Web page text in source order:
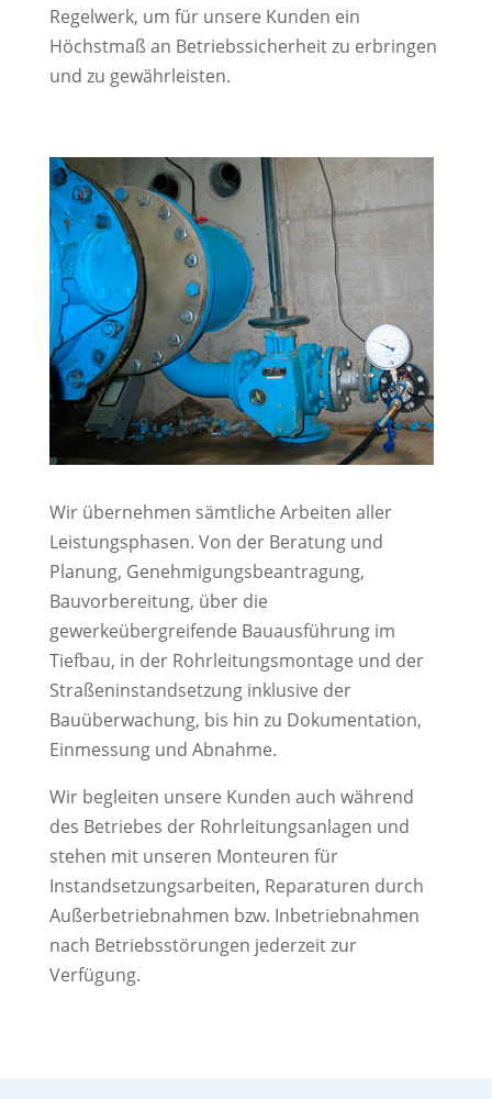
Regelwerk, um für unsere Kunden ein
Höchstmaß an Betriebssicherheit zu erbringen
und zu gewährleisten.
Wir übernehmen sämtliche Arbeiten aller
Leistungsphasen. Von der Beratung und
Planung, Genehmigungsbeantragung,
Bauvorbereitung, über die
gewerkeübergreifende Bauausführung im
Tiefbau, in der Rohrleitungsmontage und der
Straßeninstandsetzung inklusive der
Bauüberwachung, bis hin zu Dokumentation,
Einmessung und Abnahme.
Wir begleiten unsere Kunden auch während
des Betriebes der Rohrleitungsanlagen und
stehen mit unseren Monteuren für
Instandsetzungsarbeiten, Reparaturen durch
Außerbetriebnahmen bzw. Inbetriebnahmen
nach Betriebsstörungen jederzeit zur
Verfügung.